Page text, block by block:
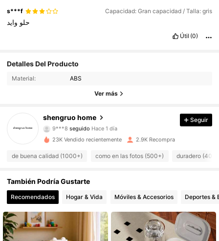
s***f Capacidad: Gran capacidad / Talla: gris
حلو وايد
Útil (0)
Detalles Del Producto
Material: ABS
Ver más
shengruo home
4,82 1.2K Seguidores
1.2K Seguidores
9***8 seguido Hace 1 día
4,82
4,82 1.2K Seguidores
4,82 1.2K Seguidores
4,82
4,82 1.2K Seguidores
Seguir
23K Vendido recientemente 2.9K Recompra
de buena calidad (1000+) como en las fotos (500+) duradero
También Podría Gustarte
Recomendados Hogar & Vida Móviles & Accesorios Deportes &